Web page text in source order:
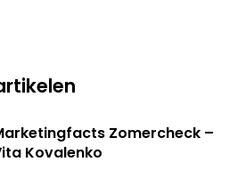
Zomercheck –
Kovalenko